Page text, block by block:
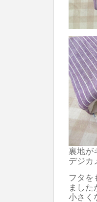
裏地が
デジカ
フタを
ました
小さく